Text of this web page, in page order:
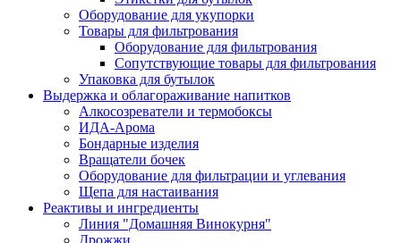
Оборудование для укупорки
Товары для фильтрования
Оборудование для фильтрования
Сопутствующие товары для фильтрования
Упаковка для бутылок
Выдержка и облагораживание напитков
Алкосозреватели и термобоксы
ИДА-Арома
Бондарные изделия
Вращатели бочек
Оборудование для фильтрации и углевания
Щепа для настаивания
Реактивы и ингредиенты
Линия "Домашняя Винокурня"
Дрожжи